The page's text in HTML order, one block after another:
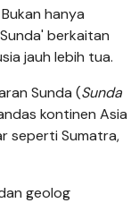
hanya
berkaitan
jauh lebih tua.
Sunda (Sunda
kontinen Asia
seperti Sumatra,
geolog